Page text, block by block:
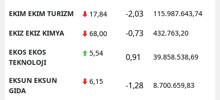
EKIM EKIM TURIZM 17,84 -2,03 115.987.643,74
EKIZ EKIZ KIMYA 68,00 -0,73 432.763,20
EKOS EKOS
TEKNOLOJI
5,54 0,91 39.858.538,69
EKSUN EKSUN
GIDA
6,15 -1,28 8.700.659,83